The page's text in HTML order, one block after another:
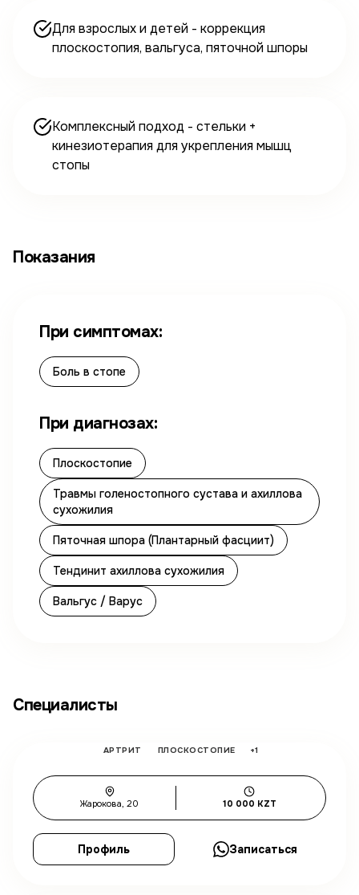
Для взрослых и детей - коррекция
плоскостопия, вальгуса, пяточной шпоры
Комплексный подход - стельки +
кинезиотерапия для укрепления мышц
стопы
Показания
При симптомах:
Боль в стопе
При диагнозах:
Плоскостопие
Травмы голеностопного сустава и ахиллова
сухожилия
Пяточная шпора (Плантарный фасциит)
Тендинит ахиллова сухожилия
Вальгус / Варус
Специалисты
АРТРИТ ПЛОСКОСТОПИЕ +1
Жарокова, 20 10 000 KZT
Профиль Записаться